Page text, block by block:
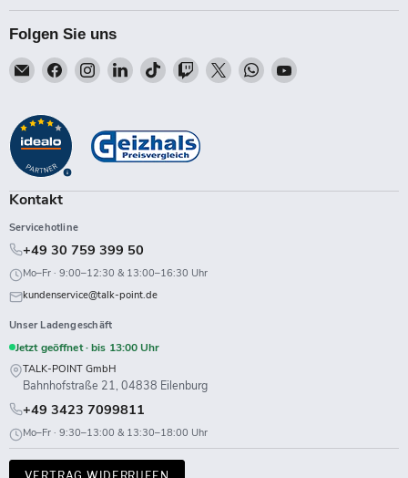
Folgen Sie uns
Email
Talk-
Finden
Sie
auf
Facebook
Finden
Sie
auf
Instagram
Finden
Sie
auf
LinkedIn
Finden
Sie
auf
TikTok
Finden
Sie
Twitch
Finden
Sie
Finden
Sie
Finden
Kontakt
Servicehotline
+49 30 759 399 50
Mo–Fr · 9:00–12:30 & 13:00–16:30 Uhr
kundenservice@talk-point.de
Unser Ladengeschäft
Jetzt geöffnet · bis 13:00 Uhr
TALK-POINT GmbH
Bahnhofstraße 21, 04838 Eilenburg
+49 3423 7099811
Mo–Fr · 9:30–13:00 & 13:30–18:00 Uhr